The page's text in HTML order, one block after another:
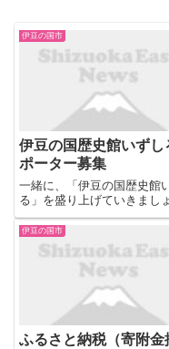
伊豆の国市
伊豆の国歴史館いずし
ポーター募集
一緒に、「伊豆の国歴史館
る」を盛り上げていきまし
伊豆の国市
ふるさと納税（寄附金